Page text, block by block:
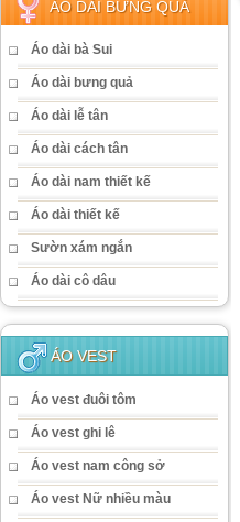
ÁO DÀI BƯNG QUẢ
Áo dài bà Sui
Áo dài bưng quả
Áo dài lễ tân
Áo dài cách tân
Áo dài nam thiết kế
Áo dài thiết kế
Sườn xám ngắn
Áo dài cô dâu
ÁO VEST
Áo vest đuôi tôm
Áo vest ghi lê
Áo vest nam công sở
Áo vest Nữ nhiều màu